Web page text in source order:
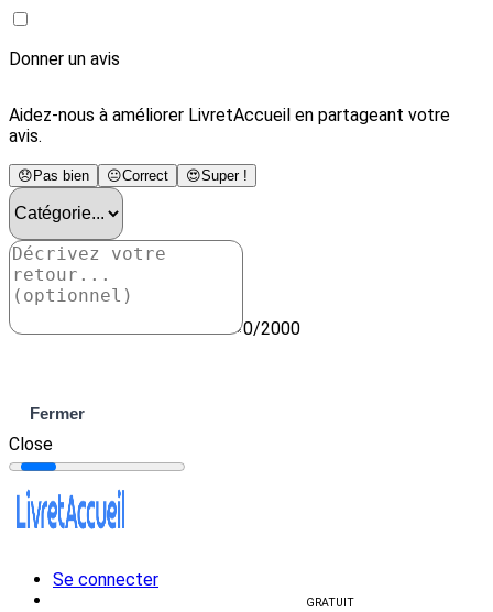
Donner un avis
Aidez-nous à améliorer LivretAccueil en partageant votre
avis.
😞 Pas bien 😐Correct 😍Super !
0/2000
Fermer
Close
Se connecter
GRATUIT